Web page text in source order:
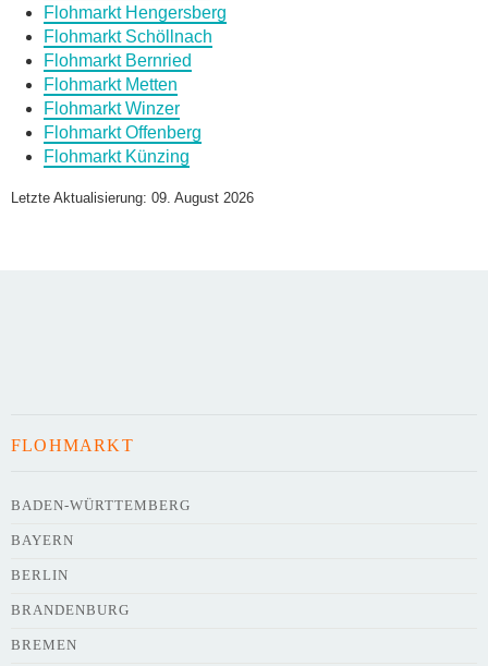
Daten des Flohmarkts
Name des Flohmarkts
Flohmarkt Hengersberg
Flohmarkt Schöllnach
Flohmarkt Bernried
Flohmarkt Metten
Flohmarkt Winzer
Flohmarkt Offenberg
Flohmarkt Künzing
Letzte Aktualisierung: 09. August 2026
FLOHMARKT
BADEN-WÜRTTEMBERG
BAYERN
BERLIN
BRANDENBURG
BREMEN